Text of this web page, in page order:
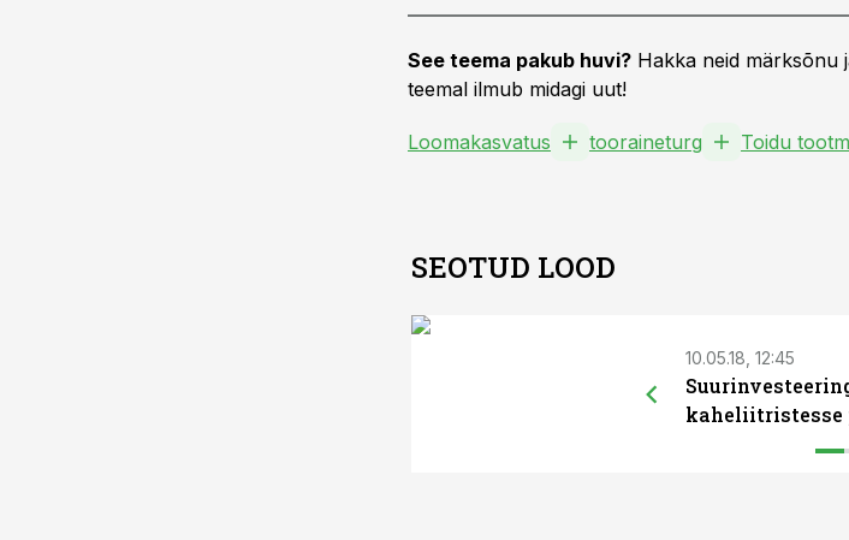
See teema pakub huvi? Hakka neid märksõnu
teemal ilmub midagi uut!
Loomakasvatus tooraineturg Toidu
SEOTUD LOOD
10.05.18, 12:45
kaheliitristesse